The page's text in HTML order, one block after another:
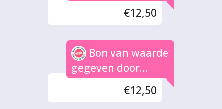
€12,50
Bon van waarde
gegeven door
Schipper
€12,50